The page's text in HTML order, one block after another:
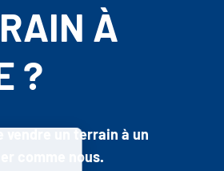
À
?
vendre un terrain à un
comme nous.